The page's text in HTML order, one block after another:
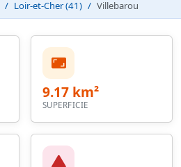
Loir-et-Cher (41) Villebarou
9.17 km²
SUPERFICIE